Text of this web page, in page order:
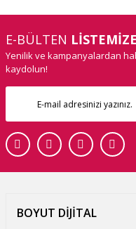
E-BÜLTEN
Yenilik ve kampanyalardan
kaydolun!
BOYUT DİJİTAL